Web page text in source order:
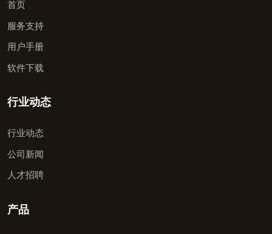
首页
服务支持
用户手册
软件下载
行业动态
行业动态
公司新闻
人才招聘
产品